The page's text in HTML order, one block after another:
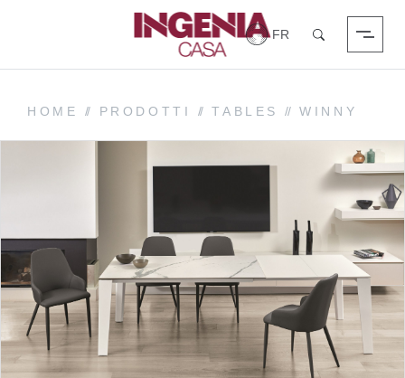
Chercher
Login
HOME // PRODOTTI // TABLES // WINNY